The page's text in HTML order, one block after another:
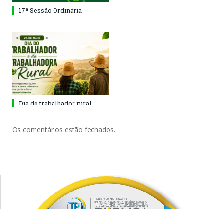
17ª Sessão Ordinária
Dia do trabalhador rural
Os comentários estão fechados.